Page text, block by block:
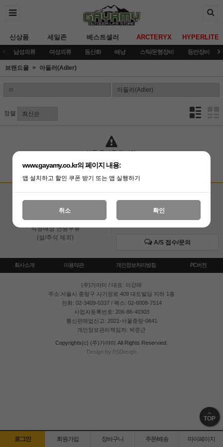
신상품 세일존 베스트셀러 ARCTERYX HYPERLITE
남성의류 여성의류 등산화 배낭 스틱/운행장비 등반장비
브랜드몰 아들러(Adler)
정렬
상품 준비중 입니다.
고객상담센터
온라인 : 02-3409-0337
직영매장 : 02-3409-0339
직영매장 연중무휴
(설/추석 제외)
입금계좌안내
국민은행 051001-04-100255
A/S 접수/문의
회사소개 이용약관 개인정보처리방침 PC버전
(주)가야미 / 대표: 이강래
주소:서울시 중랑구 사가정로 409 대도빌딩 지하 1층
전화: 02-3409-0337 / 팩스: 02-6008-7514
사업자등록번호: 206-86-40303
통신판매업신고: 2021-서울중랑-0641
개인정보관리책임자: 박준근
Copyrights(c) (주)가야미 All Rights Reservied.
Design by PSDesign
TOP
로그인 회원가입 장바구니 주문/배송 마이페이지
www.gayamy.co.kr의 페이지 내용:
앱 설치하고 할인 쿠폰 받기 또는 앱 실행하기
취소 확인